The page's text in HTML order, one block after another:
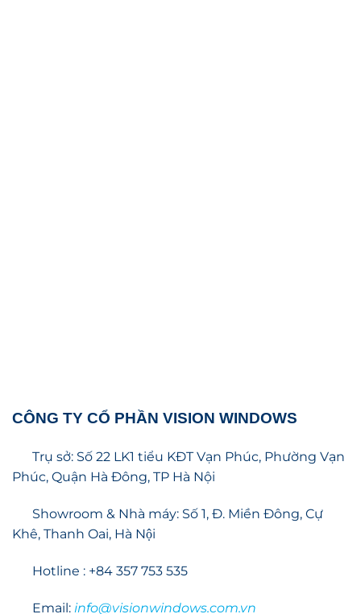
CÔNG TY CỔ PHẦN VISION WINDOWS
Trụ sở: Số 22 LK1 tiểu KĐT Vạn Phúc, Phường Vạn
Phúc, Quận Hà Đông, TP Hà Nội
Showroom & Nhà máy: Số 1, Đ. Miền Đông, Cự
Khê, Thanh Oai, Hà Nội
Hotline : +84 357 753 535
Email: info@visionwindows.com.vn